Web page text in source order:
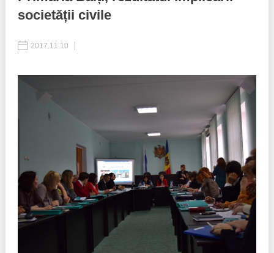
Organigrama IDIS
Anunțuri
Consiliul consulativ internațional IDIS
Politici regionale
Bunele practici
Laborator sociometric
Transparența guvernării locale
Proces democratic
Agenda Națională de Business
Puterea hibridă
15 minute de realism economic
societății civile
2017.11.10